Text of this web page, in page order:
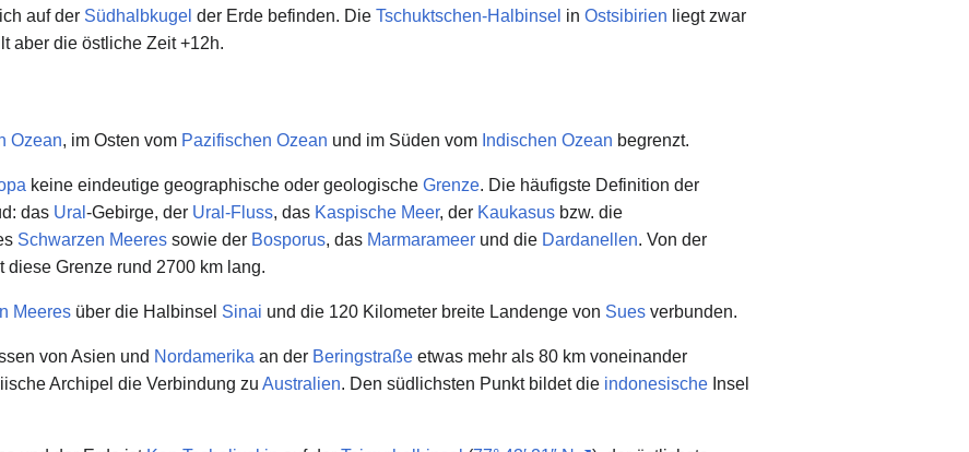
auf der Südhalbkugel der Erde befinden. Die Tschuktschen-Halbinsel in Ostsibirien liegt zwar
aber die östliche Zeit +12h.
Ozean, im Osten vom Pazifischen Ozean und im Süden vom Indischen Ozean begrenzt.
keine eindeutige geographische oder geologische Grenze. Die häufigste Definition der
das Ural -Gebirge, der Ural-Fluss, das Kaspische Meer, der Kaukasus bzw. die
Schwarzen Meeres sowie der Bosporus, das Marmarameer und die Dardanellen. Von der
diese Grenze rund 2700 km lang.
Meeres über die Halbinsel Sinai und die 120 Kilometer breite Landenge von Sues verbunden.
von Asien und Nordamerika an der Beringstraße etwas mehr als 80 km voneinander
Archipel die Verbindung zu Australien. Den südlichsten Punkt bildet die indonesische Insel